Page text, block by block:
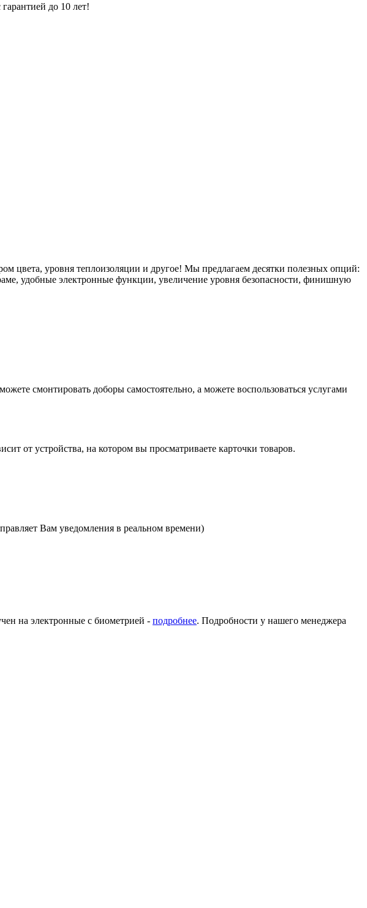
до 10 лет!
цвета, уровня теплоизоляции и другое! Мы предлагаем десятки полезных опций:
удобные электронные функции, увеличение уровня безопасности, финишную
смонтировать доборы самостоятельно, а можете воспользоваться услугами
от устройства, на котором вы просматриваете карточки товаров.
Вам уведомления в реальном времени)
на электронные с биометрией - подробнее. Подробности у нашего менеджера